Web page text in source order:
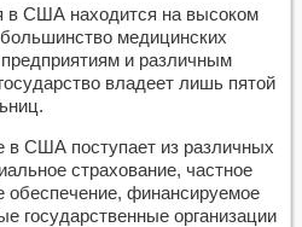
в США находится на высоком
медицинских
и различным
владеет лишь пятой
в США поступает из различных
страхование, частное
обеспечение, финансируемое
государственные организации